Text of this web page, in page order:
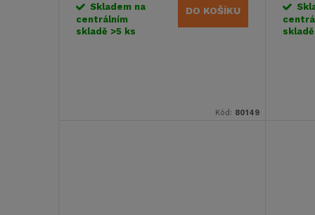
Skladem na
centrálním
skladě >5 ks
DO KOŠÍKU
Kód: 80149
skladě